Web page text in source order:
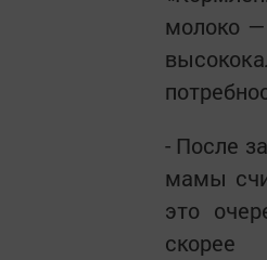
молоко —
- После
мамы
это